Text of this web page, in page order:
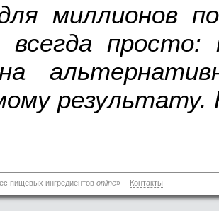
миллионов
всегда просто:
результату.
пищевых ингредиентов online» Контакты